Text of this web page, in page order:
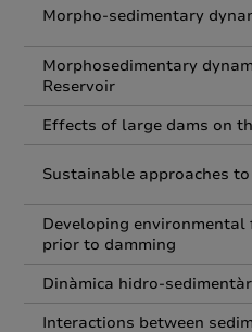
Morpho-sedimentary
Morphosedimentary
Reservoir
Effects of large dams on
Sustainable approaches
Developing
prior to damming
Dinàmica hidro-
Interactions between